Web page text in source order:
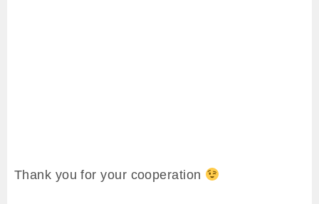
Thank you for your cooperation